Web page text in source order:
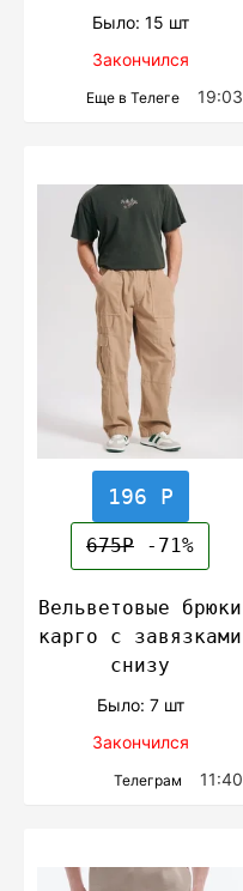
Было: 15 шт
Закончился
Еще в Телеге 19:03
196 Р
675Р -71%
Вельветовые брюки
карго с завязками
снизу
Было: 7 шт
Закончился
Телеграм 11:40